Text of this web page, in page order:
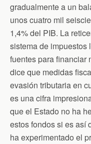
gradualmente a un
unos cuatro mil
1,4% del PIB. La
sistema de impuestos
fuentes para financiar
dice que medidas
evasión tributaria en
es una cifra
que el Estado no ha
estos fondos si es así
ha experimentado el